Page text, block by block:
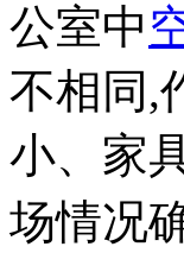
公室中
不相同,
小、家
场情况